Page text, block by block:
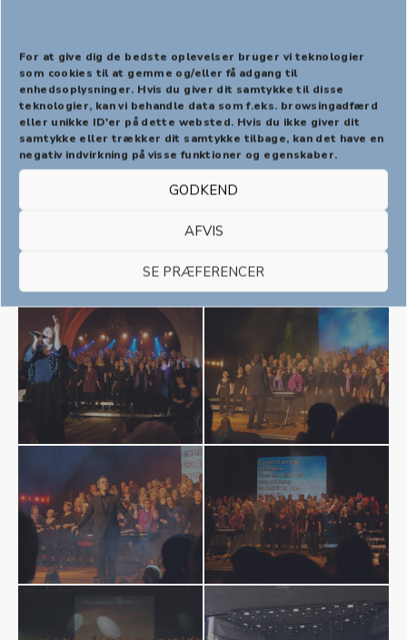
For at give dig de bedste oplevelser bruger vi teknologier
som cookies til at gemme og/eller få adgang til
enhedsoplysninger. Hvis du giver dit samtykke til disse
teknologier, kan vi behandle data som f.eks. browsingadfærd
eller unikke ID'er på dette websted. Hvis du ikke giver dit
samtykke eller trækker dit samtykke tilbage, kan det have en
negativ indvirkning på visse funktioner og egenskaber.
GODKEND
AFVIS
SE PRÆFERENCER
PREVIOUS